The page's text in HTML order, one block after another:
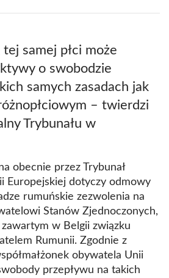
tej samej płci może
o swobodzie
samych zasadach jak
– twierdzi
Trybunału w
obecnie przez Trybunał
Europejskiej dotyczy odmowy
rumuńskie zezwolenia na
Stanów Zjednoczonych,
w Belgii związku
Rumunii. Zgodnie z
obywatela Unii
przepływu na takich